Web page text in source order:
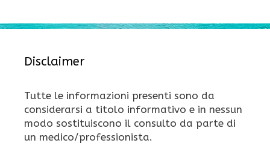
Disclaimer
Tutte le informazioni presenti sono da
considerarsi a titolo informativo e in nessun
modo sostituiscono il consulto da parte di
un medico/professionista.